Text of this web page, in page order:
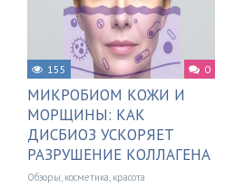
155 0
МИКРОБИОМ КОЖИ И
МОРЩИНЫ: КАК
ДИСБИОЗ УСКОРЯЕТ
РАЗРУШЕНИЕ КОЛЛАГЕНА
Обзоры, косметика, красота